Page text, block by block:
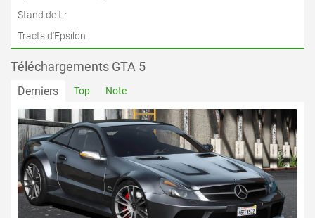
Stand de tir
Tracts d'Epsilon
Téléchargements GTA 5
Derniers Top Note